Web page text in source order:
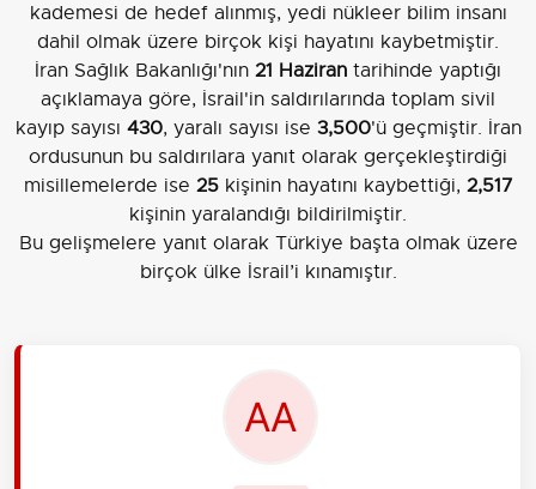
kademesi de hedef alınmış, yedi nükleer bilim insanı
dahil olmak üzere birçok kişi hayatını kaybetmiştir.
İran Sağlık Bakanlığı'nın 21 Haziran tarihinde yaptığı
açıklamaya göre, İsrail'in saldırılarında toplam sivil
kayıp sayısı 430, yaralı sayısı ise 3,500'ü geçmiştir. İran
ordusunun bu saldırılara yanıt olarak gerçekleştirdiği
misillemelerde ise 25kişinin hayatını kaybettiği, 2,517
kişinin yaralandığı bildirilmiştir.
Bu gelişmelere yanıt olarak Türkiye başta olmak üzere
birçok ülke İsrail’i kınamıştır.